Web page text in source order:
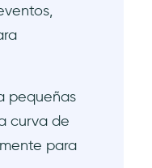
pequeñas
curva de
para